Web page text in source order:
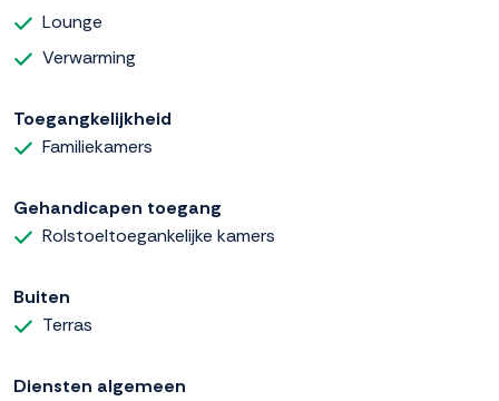
Lounge
Verwarming
Toegangkelijkheid
Familiekamers
Gehandicapen toegang
Rolstoeltoegankelijke kamers
Buiten
Terras
Diensten algemeen